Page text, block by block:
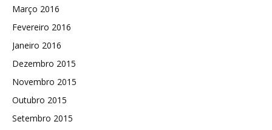
Março 2016
Fevereiro 2016
Janeiro 2016
Dezembro 2015
Novembro 2015
Outubro 2015
Setembro 2015